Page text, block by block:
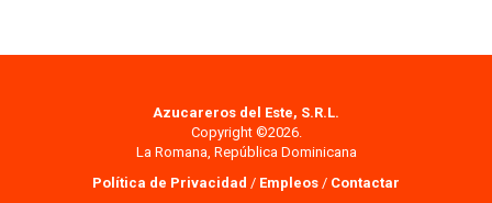
Azucareros del Este, S.R.L.
Copyright ©2026.
La Romana, República Dominicana
Política de Privacidad / Empleos / Contactar